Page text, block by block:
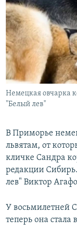
СИБИРЬ.РЕАЛИИ
РАСПИСАНИЕ
ПОДПИШИТЕСЬ
СОЦИАЛЬНЫЕ СЕТИ
Все сайты РСЕ/
Немецкая овчарка
"Белый лев"
В Приморье
львятам, от
кличке Сандра
редакции
лев" Виктор
У восьмилетней
теперь она